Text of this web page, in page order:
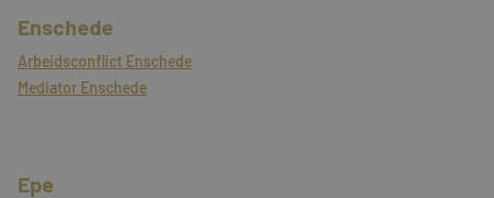
Enschede
Arbeidsconflict Enschede
Mediator Enschede
Epe